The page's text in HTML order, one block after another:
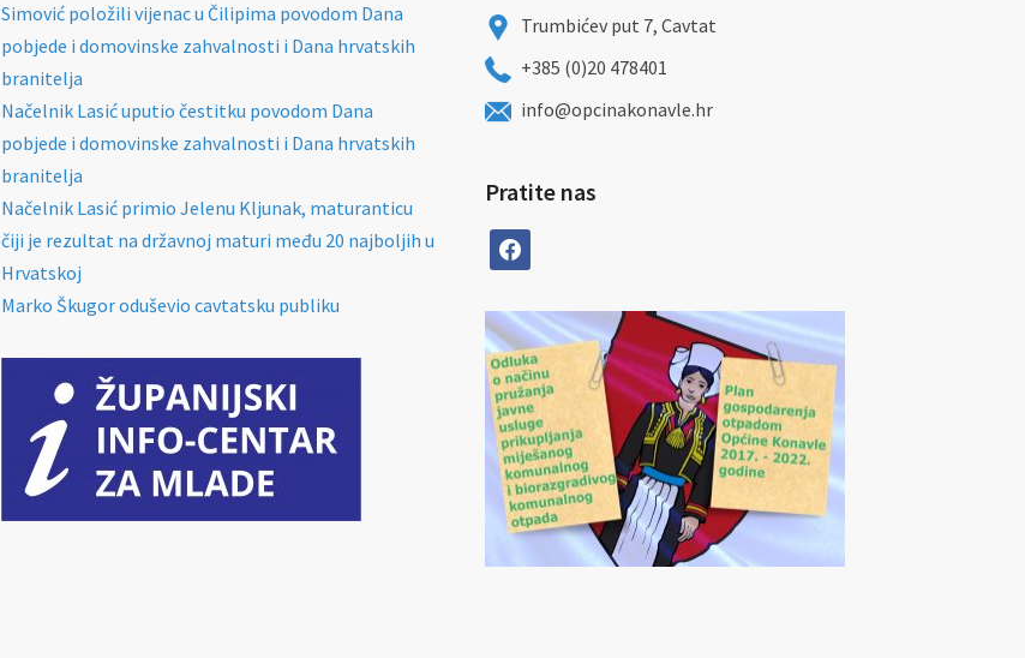
Simović položili vijenac u Čilipima povodom Dana
pobjede i domovinske zahvalnosti i Dana hrvatskih
branitelja
Načelnik Lasić uputio čestitku povodom Dana
pobjede i domovinske zahvalnosti i Dana hrvatskih
branitelja
Načelnik Lasić primio Jelenu Kljunak, maturanticu
čiji je rezultat na državnoj maturi među 20 najboljih u
Hrvatskoj
Marko Škugor oduševio cavtatsku publiku
Trumbićev put 7, Cavtat
+385 (0)20 478401
info@opcinakonavle.hr
Pratite nas
facebook